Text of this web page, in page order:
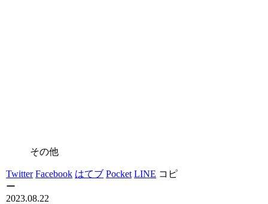
その他
Twitter Facebook はてブ Pocket LINE コピ
ー
2023.08.22